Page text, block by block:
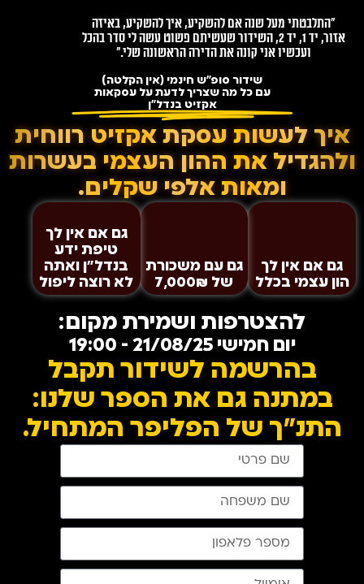
"התלבטתי מעל שנה אם להשקיע, איך להשקיע, באיזה
אזור, יד 1, יד 2, השידור שעשיתם פשוט עשה לי סדר בהכל
ועכשיו אני קונה את הדירה הראשונה שלי."
שידור סופ"ש חינמי (אין הקלטה)
עם כל מה שצריך לדעת על עסקאות
אקזיט בנדל"ן
איך לעשות עסקת אקזיט רווחית
ולהגדיל את ההון העצמי בעשרות
ומאות אלפי שקלים.
גם אם אין לך
הון עצמי בכלל
גם עם משכורת
של 7,000₪
גם אם אין לך
טיפת ידע
בנדל"ן ואתה
לא רוצה ליפול
להצטרפות ושמירת מקום:
יום חמישי 21/08/25 - 19:00
בהרשמה לשידור תקבל
במתנה גם את הספר שלנו:
התנ"ך של הפליפר המתחיל.